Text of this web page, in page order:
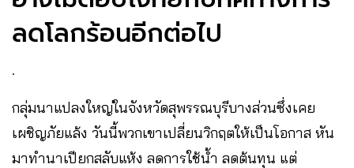
ลดโลกร้อนอีกต่อไป
.
กลุ่มนาแปลงใหญ่ในจังหวัดสุพรรณบุรีบางส่วนซึ่งเคย
เผชิญภัยแล้ง วันนี้พวกเขาเปลี่ยนวิกฤตให้เป็นโอกาส หัน
มาทำนาเปียกสลับแห้ง ลดการใช้น้ำ ลดต้นทุน แต่